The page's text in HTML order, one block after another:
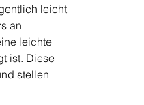
leicht
an
leichte
ist. Diese
stellen